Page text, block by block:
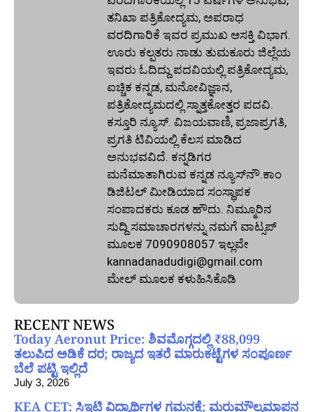
ತನಿಖಾ ಪತ್ರಿಕೋದ್ಯಮ, ಅಪರಾಧ
ವರದಿಗಾರಿಕೆ ಇವರ ಪ್ರಮುಖ ಆಸಕ್ತಿ ವಿಭಾಗ.
ಊರು ಕಲ್ಪತರು ನಾಡು ತುಮಕೂರು ಜಿಲ್ಲೆಯ
ಇವರು ಓದಿದ್ದು ಪದವಿಯಲ್ಲಿ ಪತ್ರಿಕೋದ್ಯಮ,
ಐಚ್ಚಿಕ ಕನ್ನಡ, ಮನೋವಿಜ್ಞಾನ,
ಪತ್ರಿಕೋದ್ಯಮದಲ್ಲಿ ಸ್ನಾತ್ತಕೋತ್ತರ ಪದವಿ.
ಕಸ್ತೂರಿ ನ್ಯೂಸ್‌. ವಿಜಯವಾಣಿ, ಪ್ರಜಾಪ್ರಗತಿ,
ಪ್ರಗತಿ ಟಿವಿಯಲ್ಲಿ ಕೆಲಸ ಮಾಡಿದ
ಅನುಭವವಿದೆ. ಕನ್ನಡಿಗರ
ಮನೆಮಾತಾಗಿರುವ ಕನ್ನಡ ನ್ಯೂಸ್‌ನೌ.ಕಾಂ
ಡಿಜಿಟಲ್‌ ಮೀಡಿಯಾದ ಸಂಸ್ಥಾಪಕ
ಸಂಪಾದಕರು ಕೂಡ ಹೌದು. ನಿಮ್ಮೂರಿನ
ಸುದ್ದಿ ಸಮಾಚಾರಗಳನ್ನು ನಮಗೆ ವಾಟ್ಸಪ್‌
ಮೂಲಕ 7090908057 ಇಲ್ಲವೇ
kannadanadudigi@gmail.com
ಮೇಲ್‌ ಮೂಲಕ ಕಳುಹಿಸಿಕೊಡಿ
RECENT NEWS
Today Aeronut Price: ಶಿವಮೊಗ್ಗದಲ್ಲಿ ₹88,099
ತಲುಪಿದ ಅಡಿಕೆ ದರ; ರಾಜ್ಯದ ಇತರೆ ಮಾರುಕಟ್ಟೆಗಳ ಸಂಪೂರ್ಣ
ಬೆಲೆ ಪಟ್ಟಿ ಇಲ್ಲಿದೆ
July 3, 2026
KEA CET: ಸಿಇಟಿ ವಿದ್ಯಾರ್ಥಿಗಳ ಗಮನಕ್ಕೆ; ಮರುಮೌಲ್ಯಮಾಪನ